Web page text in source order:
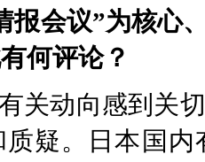
报会议”为核心
何评论？
关动向感到关
疑。日本国